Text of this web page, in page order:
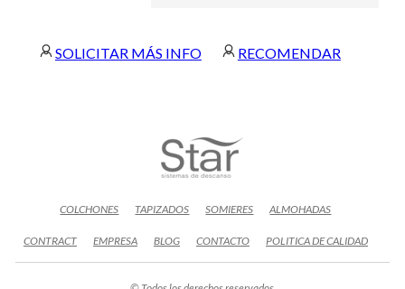
SOLICITAR MÁS INFO RECOMENDAR
COLCHONES TAPIZADOS SOMIERES ALMOHADAS
CONTRACT EMPRESA BLOG CONTACTO POLITICA DE CALIDAD